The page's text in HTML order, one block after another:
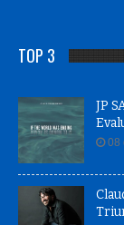
TOP 3
JP
08